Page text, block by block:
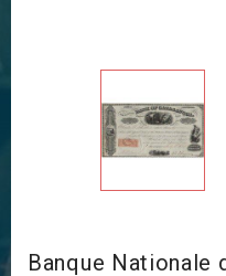
Banque Nationale